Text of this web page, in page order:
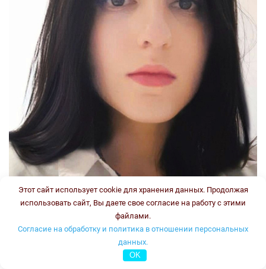
Стаж:
Этот сайт использует cookie для хранения данных. Продолжая
использовать сайт, Вы даете свое согласие на работу с этими
файлами.
Согласие на обработку и политика в отношении персональных
данных.
OK